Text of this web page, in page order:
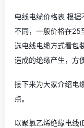
电线电缆价格表 根
不同，一般价格在25
选电线电缆方式看包
造成的绝缘产生，方
接下来为大家介绍电
点。
以聚氯乙烯绝缘电线